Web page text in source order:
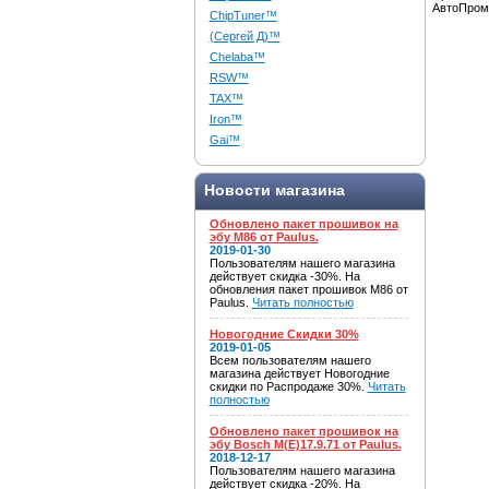
ChipTuner™
(Сергей Д)™
Chelaba™
RSW™
TAX™
Iron™
Gai™
Новости магазина
Обновлено пакет прошивок на
эбу M86 от Paulus.
2019-01-30
Пользователям нашего магазина
действует скидка -30%. На
обновления пакет прошивок M86 от
Paulus. Читать полностью
Новогодние Скидки 30%
2019-01-05
Всем пользователям нашего
магазина действует Новогодние
скидки по Распродаже 30%. Читать
полностью
Обновлено пакет прошивок на
эбу Bosch M(E)17.9.71 от Paulus.
2018-12-17
Пользователям нашего магазина
действует скидка -20%. На